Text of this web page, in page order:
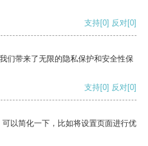
支持[0] 反对[0]
们带来了无限的隐私保护和安全性保
支持[0] 反对[0]
以简化一下，比如将设置页面进行优